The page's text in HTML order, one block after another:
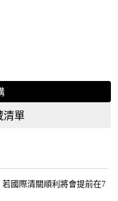
清單
若國際清關順利將會提前在7